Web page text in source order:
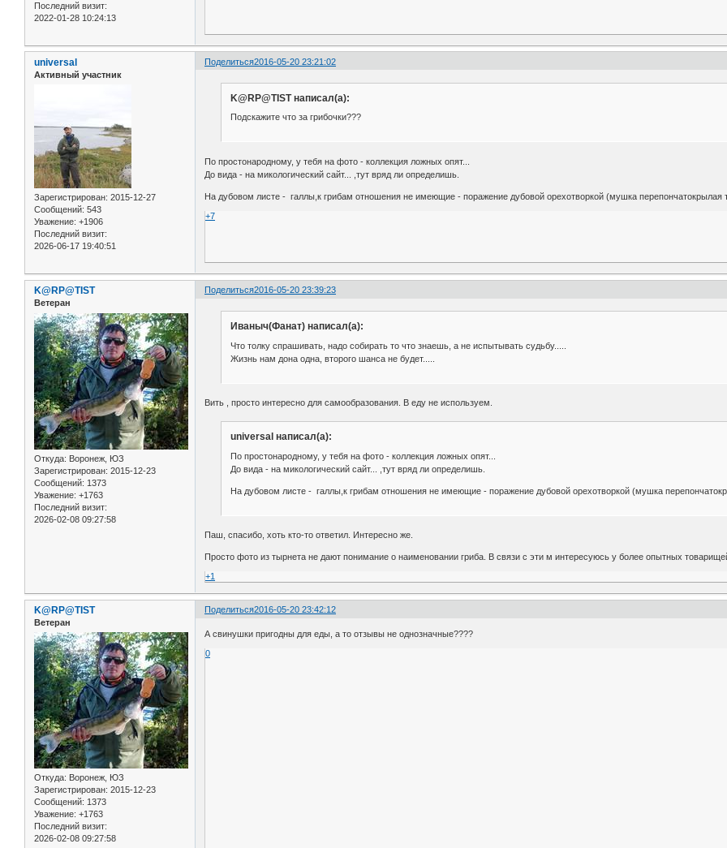
Последний визит:
2022-01-28 10:24:13
Поделиться2016-05-20 23:21:02
universal
Активный участник
Зарегистрирован: 2015-12-27
Сообщений: 543
Уважение: +1906
Последний визит:
2026-06-17 19:40:51
K@RP@TIST написал(а):
Подскажите что за грибочки???
По простонародному, у тебя на фото - коллекция ложных опят...
До вида - на микологический сайт... ,тут вряд ли определишь.
На дубовом листе - галлы,к грибам отношения не имеющие - поражение дубовой орехотворкой (мушка перепончатокрылая
+7
Поделиться2016-05-20 23:39:23
K@RP@TIST
Ветеран
Откуда: Воронеж, ЮЗ
Зарегистрирован: 2015-12-23
Сообщений: 1373
Уважение: +1763
Последний визит:
2026-02-08 09:27:58
Иваныч(Фанат) написал(а):
Что толку спрашивать, надо собирать то что знаешь, а не испытывать судьбу.....
Жизнь нам дона одна, второго шанса не будет.....
Вить , просто интересно для самообразования. В еду не используем.
universal написал(а):
По простонародному, у тебя на фото - коллекция ложных опят...
До вида - на микологический сайт... ,тут вряд ли определишь.
На дубовом листе - галлы,к грибам отношения не имеющие - поражение дубовой орехотворкой (мушка
Паш, спасибо, хоть кто-то ответил. Интересно же.
Просто фото из тырнета не дают понимание о наименовании гриба. В связи с эти м интересуюсь у более опытных
+1
Поделиться2016-05-20 23:42:12
K@RP@TIST
Ветеран
Откуда: Воронеж, ЮЗ
Зарегистрирован: 2015-12-23
Сообщений: 1373
Уважение: +1763
Последний визит:
2026-02-08 09:27:58
А свинушки пригодны для еды, а то отзывы не однозначные????
0